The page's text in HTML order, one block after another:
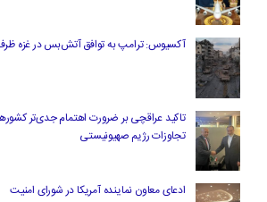
آکسیوس: ترامپ به توافق آتش‌بس در غزه ظرف ۲ روز آینده امیدوار
تاکید عراقچی بر ضرورت اهتمام جدی‌تر
تجاوزات رژیم صهیونیستی
ادعای معاون نماینده آمریکا در شورای امنیت